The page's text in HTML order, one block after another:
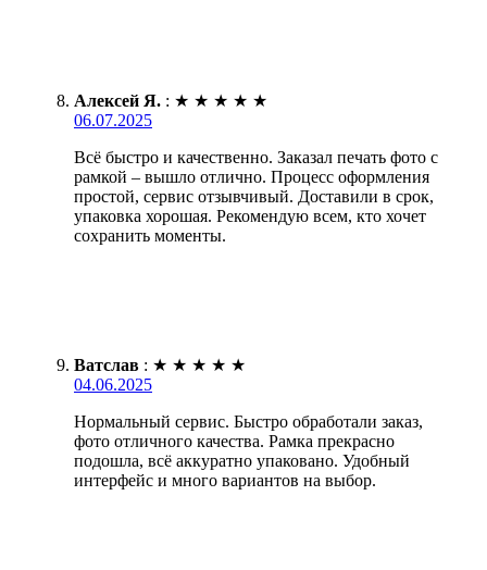
Алексей Я. : ★ ★ ★ ★ ★
06.07.2025
Всё быстро и качественно. Заказал печать фото с
рамкой – вышло отлично. Процесс оформления
простой, сервис отзывчивый. Доставили в срок,
упаковка хорошая. Рекомендую всем, кто хочет
сохранить моменты.
Ватслав : ★ ★ ★ ★ ★
04.06.2025
Нормальный сервис. Быстро обработали заказ,
фото отличного качества. Рамка прекрасно
подошла, всё аккуратно упаковано. Удобный
интерфейс и много вариантов на выбор.